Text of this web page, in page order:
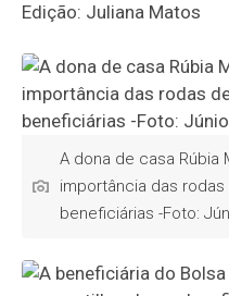
Edição: Juliana Matos
A dona de casa Rúbia
importância das
beneficiárias -Foto: